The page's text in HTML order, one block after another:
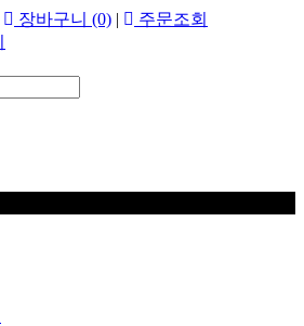
장바구니 (0) | 주문조회